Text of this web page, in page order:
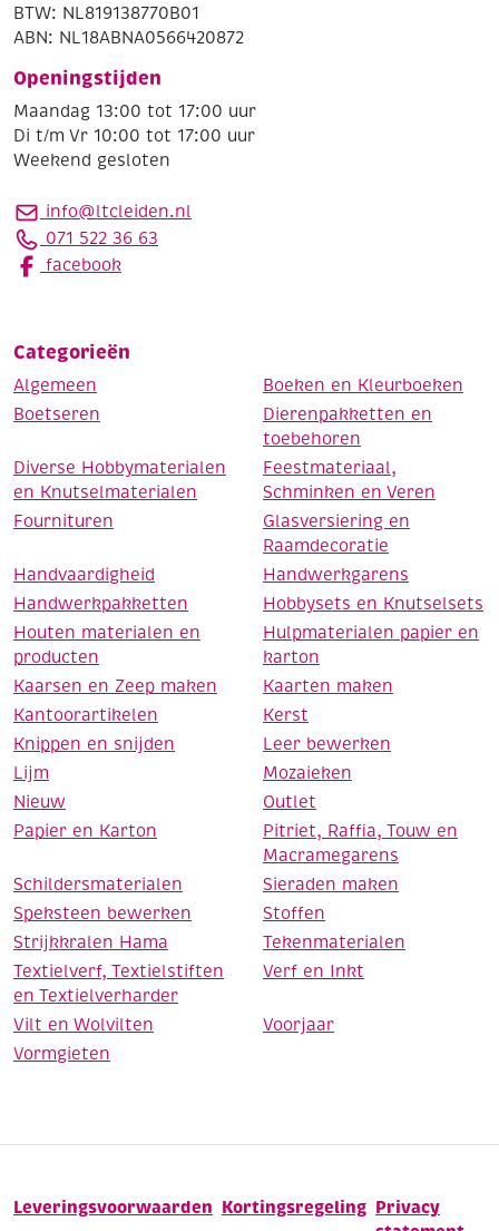
BTW: NL819138770B01
ABN: NL18ABNA0566420872
Openingstijden
Maandag 13:00 tot 17:00 uur
Di t/m Vr 10:00 tot 17:00 uur
Weekend gesloten
info@ltcleiden.nl
071 522 36 63
facebook
Categorieën
Algemeen
Boeken en Kleurboeken
Boetseren
Dierenpakketten en
toebehoren
Diverse Hobbymaterialen
en Knutselmaterialen
Feestmateriaal,
Schminken en Veren
Fournituren
Glasversiering en
Raamdecoratie
Handvaardigheid
Handwerkgarens
Handwerkpakketten
Hobbysets en Knutselsets
Houten materialen en
producten
Hulpmaterialen papier en
karton
Kaarsen en Zeep maken
Kaarten maken
Kantoorartikelen
Kerst
Knippen en snijden
Leer bewerken
Lijm
Mozaieken
Nieuw
Outlet
Papier en Karton
Pitriet, Raffia, Touw en
Macramegarens
Schildersmaterialen
Sieraden maken
Speksteen bewerken
Stoffen
Strijkkralen Hama
Tekenmaterialen
Textielverf, Textielstiften
en Textielverharder
Verf en Inkt
Vilt en Wolvilten
Voorjaar
Vormgieten
Leveringsvoorwaarden Kortingsregeling Privacy